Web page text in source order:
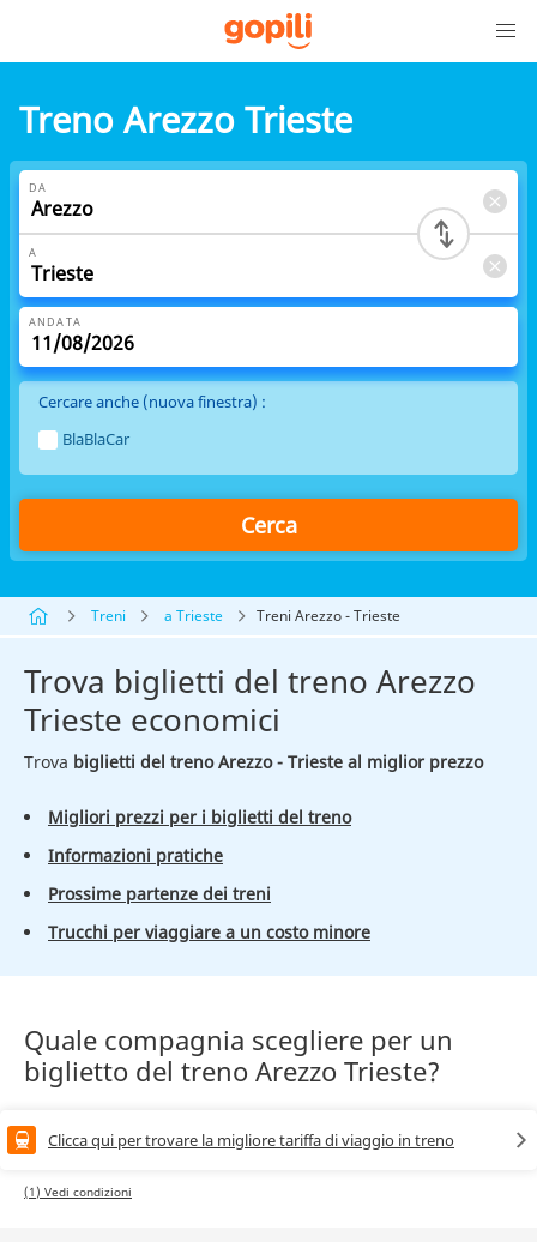
Treno Arezzo Trieste
DA
A
ANDATA
Cercare anche (nuova finestra) :
BlaBlaCar
Cerca
Treni a Trieste Treni Arezzo - Trieste
Trova biglietti del treno Arezzo
Trieste economici
Trova biglietti del treno Arezzo - Trieste al miglior prezzo
Migliori prezzi per i biglietti del treno
Informazioni pratiche
Prossime partenze dei treni
Trucchi per viaggiare a un costo minore
Quale compagnia scegliere per un
biglietto del treno Arezzo Trieste?
Clicca qui per trovare la migliore tariffa di viaggio in treno
(1) Vedi condizioni